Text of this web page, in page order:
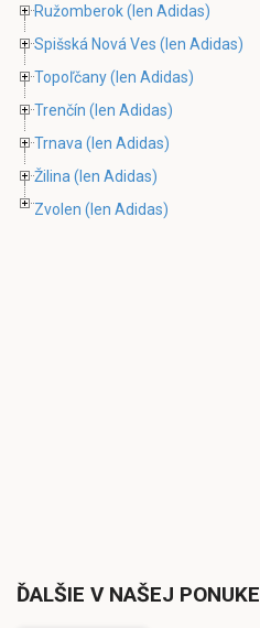
Ružomberok(len Adidas)
Spišská Nová Ves (len Adidas)
Topoľčany(len Adidas)
Trenčín (len Adidas)
Trnava (len Adidas)
Žilina (len Adidas)
Zvolen (len Adidas)
ĎALŠIE V NAŠEJ PONUKE